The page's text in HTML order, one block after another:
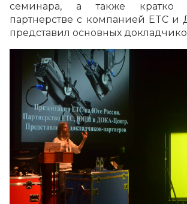
семинара, а также кратко
партнерстве с компанией ETC
представил основных